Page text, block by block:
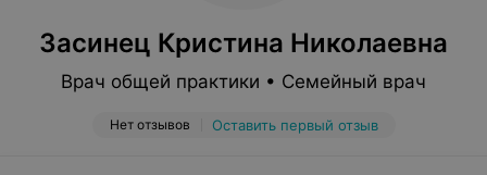
Засинец Кристина Николаевна
Врач общей практики • Семейный врач
Нет отзывов Оставить первый отзыв